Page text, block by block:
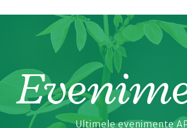
Ultimele evenimente